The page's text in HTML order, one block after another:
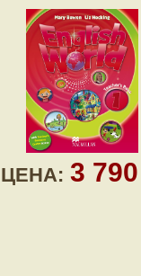
ЦЕНА: 3